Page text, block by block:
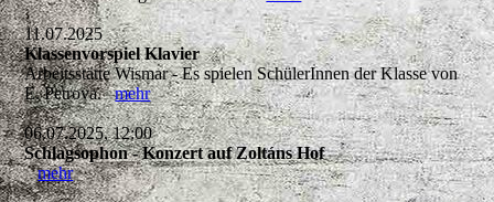
11.07.2025
Klassenvorspiel Klavier
Arbeitsstätte Wismar - Es spielen SchülerInnen der Klasse von
E. Petrova.mehr
06.07.2025, 12:00
Schlagsophon - Konzert auf Zoltáns Hof
mehr